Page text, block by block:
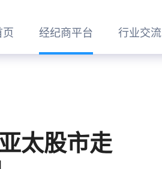
页 经纪商平台 行业交流
太股市走